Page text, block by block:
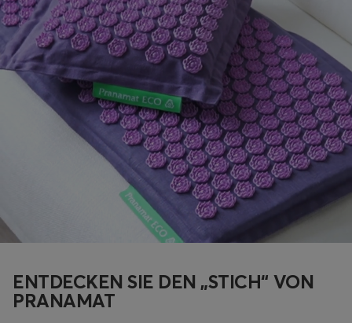
ENTDECKEN SIE DEN „STICH“ VON
PRANAMAT